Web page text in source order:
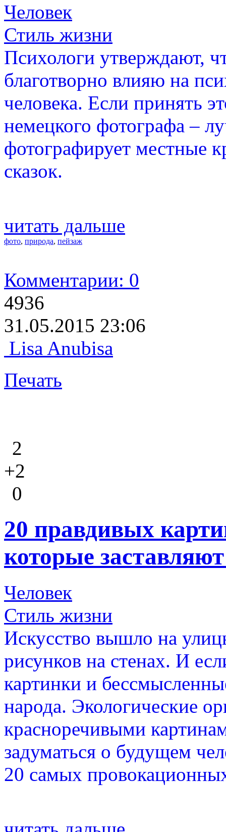
Человек
Стиль жизни
Психологи утверждают,
благотворно влияю на
человека. Если принять
немецкого фотографа –
фотографирует местные
сказок.
читать дальше
фото, природа, пейзаж
Комментарии: 0
4936
31.05.2015 23:06
Lisa Anubisa
Печать
2
+2
0
20 правдивых
которые
Человек
Стиль жизни
Искусство вышло на
рисунков на стенах. И
картинки и
народа. Экологические
красноречивыми
задуматься о будущем
20 самых